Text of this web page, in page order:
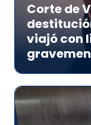
Corte de
viajó con